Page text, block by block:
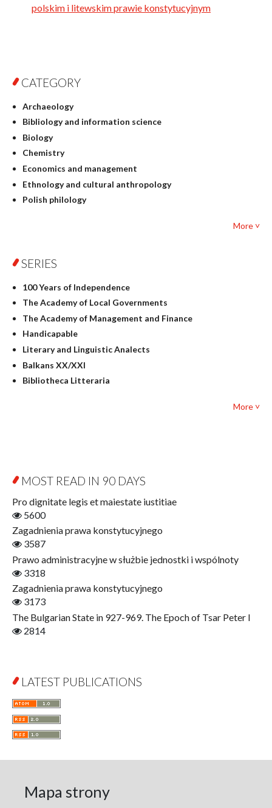
polskim i litewskim prawie konstytucyjnym
CATEGORY
Archaeology
Bibliology and information science
Biology
Chemistry
Economics and management
Ethnology and cultural anthropology
Polish philology
Geography
Linguistics
Judaica
Culture and art
Literary Studies
Mathematics
Pedagogy
Textbooks for foreigners
Open Access
More ˅
SERIES
100 Years of Independence
The Academy of Local Governments
The Academy of Management and Finance
Handicapable
Literary and Linguistic Analects
Balkans XX/XXI
Bibliotheca Litteraria
Film! Scholars
Finance
Gerontology
Literary Interpretations
Jerzy Giedroyc and...
Jerzy Giedroyc and Witnesses of History
Winter of Life?
Linguistics
What Is Man?
Communication and Media
A Very Short Introduction
Literary Culture of Lodz
Lodz in the Polish People's Republic. The Polish People's
Republic in Lodz
More ˅
MOST READ IN 90 DAYS
Pro dignitate legis et maiestate iustitiae
5600
Zagadnienia prawa konstytucyjnego
3587
Prawo administracyjne w służbie jednostki i wspólnoty
3318
Zagadnienia prawa konstytucyjnego
3173
The Bulgarian State in 927-969. The Epoch of Tsar Peter I
2814
LATEST PUBLICATIONS
Mapa strony